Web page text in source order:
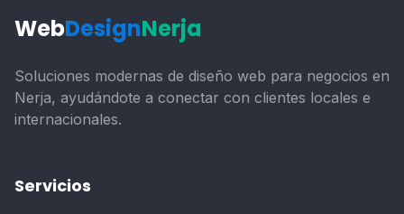
WebDesignNerja
Soluciones modernas de diseño web para negocios en
Nerja, ayudándote a conectar con clientes locales e
internacionales.
Servicios